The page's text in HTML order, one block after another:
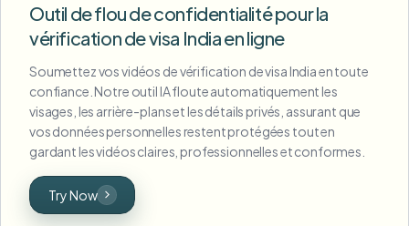
Outil de flou de confidentialité pour la
vérification de visa India en ligne
Soumettez vos vidéos de vérification de visa India en toute
confiance. Notre outil IA floute automatiquement les
visages, les arrière-plans et les détails privés, assurant que
vos données personnelles restent protégées tout en
gardant les vidéos claires, professionnelles et conformes.
Try Now